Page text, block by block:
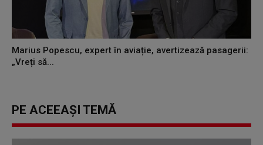
Marius Popescu, expert în aviație, avertizează pasagerii:
„Vreți să...
PE ACEEAȘI TEMĂ